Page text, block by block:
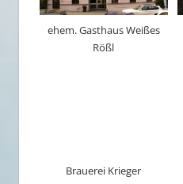
ehem. Gasthaus Weißes
Rößl
Brauerei Krieger